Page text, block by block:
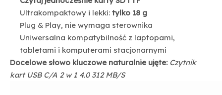
Ultrakompaktowy i lekki: tylko 18 g
Plug & Play, nie wymaga sterownika
Uniwersalna kompatybilność z laptopami,
tabletami i komputerami stacjonarnymi
Docelowe słowo kluczowe naturalnie ujęte: Czytnik
kart USB C/A 2 w 1 4.0 312 MB/S